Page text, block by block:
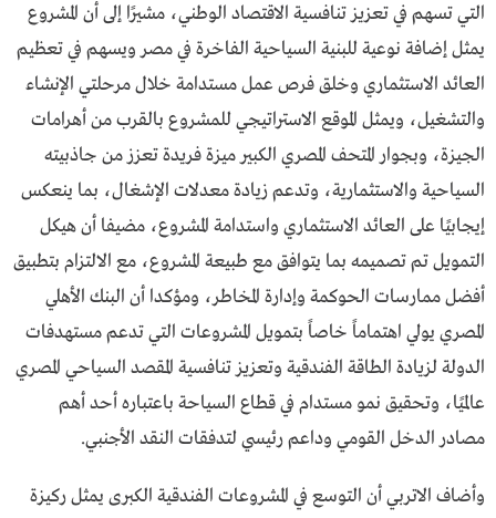
التي تسهم في تعزيز تنافسية الاقتصاد الوطني، مشيرًا إلى أن المشروع
يمثل إضافة نوعية للبنية السياحية الفاخرة في مصر ويسهم في تعظيم
العائد الاستثماري وخلق فرص عمل مستدامة خلال مرحلتي الإنشاء
والتشغيل، ويمثل الموقع الاستراتيجي للمشروع بالقرب من أهرامات
الجيزة، وبجوار المتحف المصري الكبير ميزة فريدة تعزز من جاذبيته
السياحية والاستثمارية، وتدعم زيادة معدلات الإشغال، بما ينعكس
إيجابيًا على العائد الاستثماري واستدامة المشروع، مضيفا أن هيكل
التمويل تم تصميمه بما يتوافق مع طبيعة المشروع، مع الالتزام بتطبيق
أفضل ممارسات الحوكمة وإدارة المخاطر، ومؤكدا أن البنك الأهلي
المصري يولي اهتماماً خاصاً بتمويل المشروعات التي تدعم مستهدفات
الدولة لزيادة الطاقة الفندقية وتعزيز تنافسية المقصد السياحي المصري
عالميًا، وتحقيق نمو مستدام في قطاع السياحة باعتباره أحد أهم
مصادر الدخل القومي وداعم رئيسي لتدفقات النقد الأجنبي.
وأضاف الاتربي أن التوسع في المشروعات الفندقية الكبرى يمثل ركيزة